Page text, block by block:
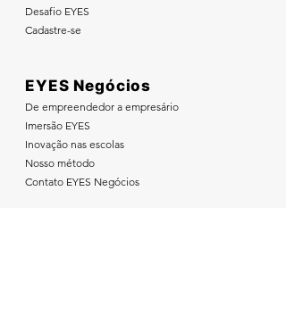
Desafio EYES
Cadastre-se
EYES Negócios
De empreendedor a empresário
Imersão EYES
Inovação nas escolas
Nosso método
Contato EYES Negócios